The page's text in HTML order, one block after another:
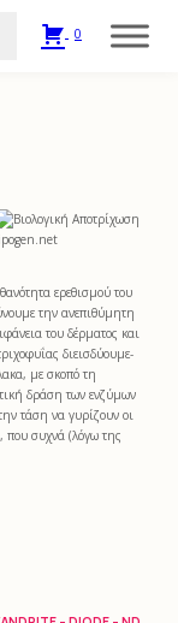
0
ερεθισμού του
την ανεπιθύμητη
του δέρματος και
διεισδύουμε-
με σκοπό τη
δράση των ενζύμων
τάση να γυρίζουν οι
που συχνά (λόγω της